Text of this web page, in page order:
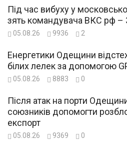
Під час вибуху у
зять командувача ВКС рф –
05.08.26 9936 2
Енергетики Одещини
білих лелек за допомогою
05.08.26 8883 0
Після атак на порти
союзників допомогти
експорт
05.08.26 9369 0